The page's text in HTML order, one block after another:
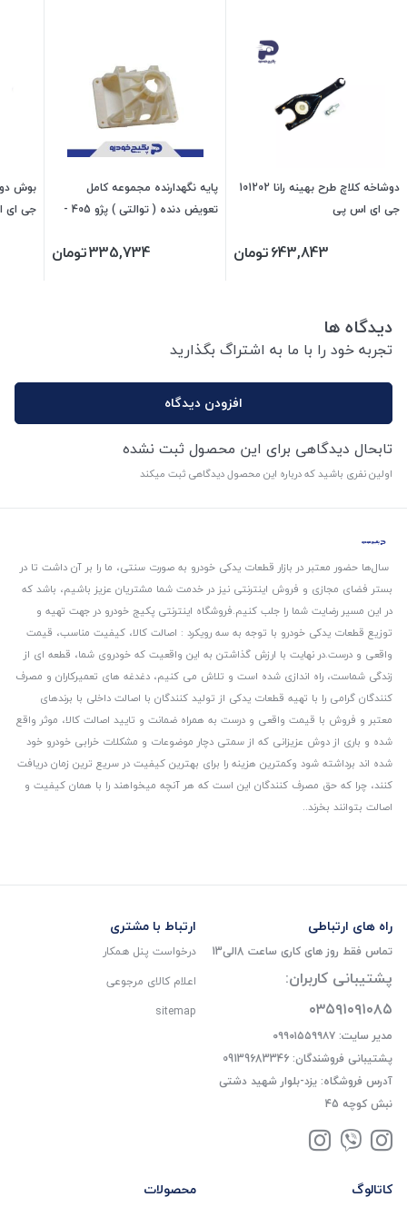
دوشاخه کلاچ طرح بهینه رانا 101202
جی ای اس پی
643,843تومان
پایه نگهدارنده مجموعه کامل
تعویض دنده ( توالتی ) پژو 405 -
335,734تومان
جی ای
دیدگاه ها
تجربه خود را با ما به اشتراگ بگذارید
افزودن دیدگاه
تابحال دیدگاهی برای این محصول ثبت نشده
اولین نفری باشید که درباره این محصول دیدگاهی ثبت میکند
سال‌ها حضور معتبر در بازار قطعات یدکی خودرو به صورت سنتی، ما را بر آن داشت تا در
بستر فضای مجازی و فروش اینترنتی نیز در خدمت شما مشتریان عزیز باشیم، باشد که
در این مسیر رضایت شما را جلب کنیم.فروشگاه اینترنتی پکیج خودرو در جهت تهیه و
توزیع قطعات یدکی خودرو با توجه به سه رویکرد : اصالت کالا، کیفیت مناسب، قیمت
واقعی و درست.در نهایت با ارزش گذاشتن به این واقعیت که خودروی شما، قطعه ای از
زندگی شماست، راه اندازی شده است و تلاش می کنیم، دغدغه های تعمیرکاران و مصرف
کنندگان گرامی را با تهیه قطعات یدکی از تولید کنندگان با اصالت داخلی با برندهای
معتبر و فروش با قیمت واقعی و درست به همراه ضمانت و تایید اصالت کالا، موثر واقع
شده و باری از دوش عزیزانی که از سمتی دچار موضوعات و مشکلات خرابی خودرو خود
شده اند برداشته شود و‌کمترین هزینه را برای بهترین کیفیت در سریع ترین زمان دریافت
کنند، چرا که حق مصرف کنندگان این است که هر آنچه میخواهند را با همان کیفیت و
اصالت بتوانند بخرند..
راه های ارتباطی
تماس فقط روز های کاری ساعت 8الی13
پشتیبانی کاربران:
۰۳۵۹۱۰۹۱۰۸۵
مدیر سایت: ۰۹۹۰۱۵۵۹۹۸۷
پشتیبانی فروشندگان: 09139683346
آدرس فروشگاه: یزد-بلوار شهید دشتی
نبش کوچه 45
ارتباط با مشتری
درخواست پنل همکار
اعلام کالای مرجوعی
sitemap
کاتالوگ محصولات